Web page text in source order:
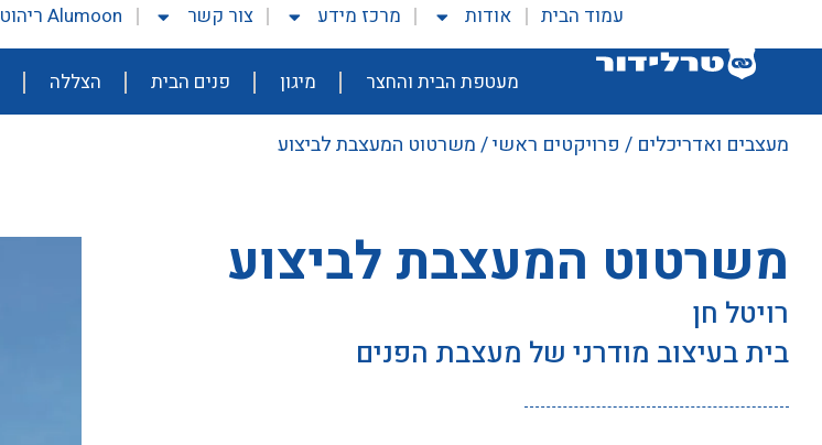
עמוד הבית אודות מרכז מידע צור קשר Alumoon ריהוט גן
מעטפת הבית והחצר מיגון פנים הבית הצללה
מעצבים ואדריכלים / פרויקטים ראשי/ משרטוט המעצבת לביצוע
משרטוט המעצבת לביצוע
רויטל חן
בית בעיצוב מודרני של מעצבת הפנים